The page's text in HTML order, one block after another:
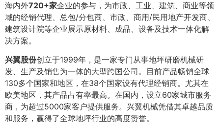
海内外720+家企业的参与，为市政、工业、建筑、商业等领
域的经销代理、总包/分包商、市政、商用/民用地产开发商、
建筑设计院等企业展示原材料、成品、设备及技术一体化解
决方案。
兴翼股份创立于1999年，是一家专门从事地坪研磨机械研
发、生产及销售为一体的大型跨国公司。目前产品畅销全球
130多个国家和地区，在38个国家设有代理经销商。尤其在
欧美地区，其产品占有率最高。在国内，设立60家城市服务
商，为超过5000家客户提供服务。兴翼机械凭借其卓越品质
和服务，赢得了全球地坪行业的高度赞誉。